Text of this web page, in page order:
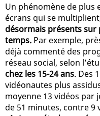
Un phénomène de plus
écrans qui se
désormais présents
temps. Par exemple,
déjà commenté des
réseau social, selon
chez les 15-24 ans. Des
vidéonautes plus
moyenne 13 vidéos par
de 51 minutes, contre 9